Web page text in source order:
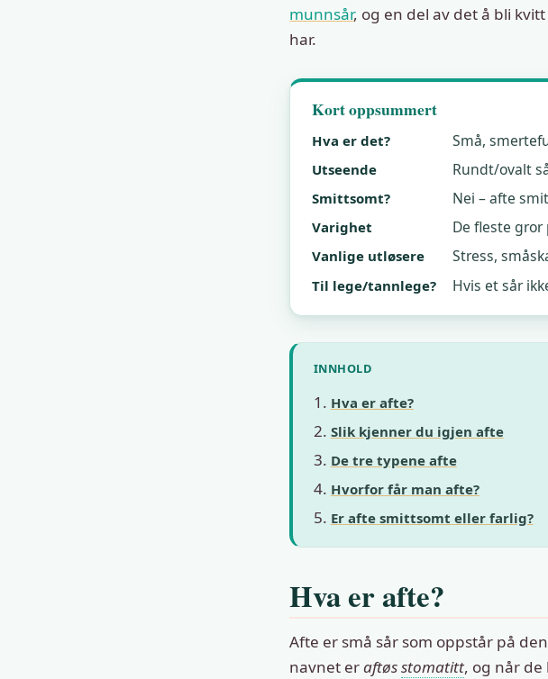
munnsår, og en del av det å bli
har.
Kort oppsummert
Hva er det? Små,
Utseende Rundt/ovalt
Smittsomt? Nei – afte
Varighet De fleste
Vanlige utløsere Stress,
Til lege/tannlege? Hvis et sår
INNHOLD
Hva er afte?
Slik kjenner du igjen afte
De tre typene afte
Hvorfor får man afte?
Er afte smittsomt eller farlig?
Hva er afte?
Afte er små sår som oppstår på
navnet eraftøsstomatitt, og når